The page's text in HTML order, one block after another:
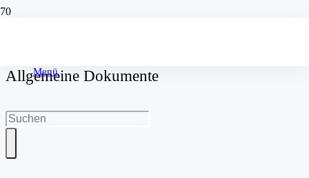
Menü
Allgemeine Dokumente